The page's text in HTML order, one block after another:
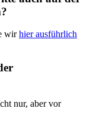
wirhier ausführlich
nur, aber vor